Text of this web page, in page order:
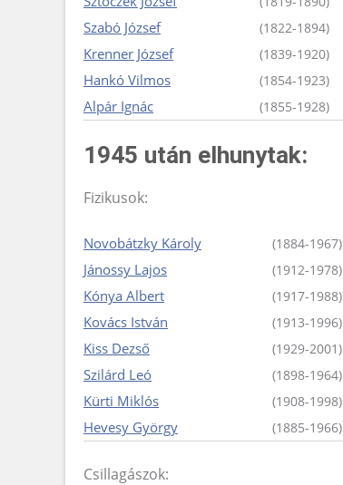
Szabó József (1822-1894)
Krenner József (1839-1920)
Hankó Vilmos (1854-1923)
Alpár Ignác (1855-1928)
1945 után elhunytak:
Fizikusok:
Novobátzky Károly (1884-1967)
Jánossy Lajos (1912-1978)
Kónya Albert (1917-1988)
Kovács István (1913-1996)
Kiss Dezső (1929-2001)
Szilárd Leó (1898-1964)
Kürti Miklós (1908-1998)
Hevesy György (1885-1966)
Csillagászok: